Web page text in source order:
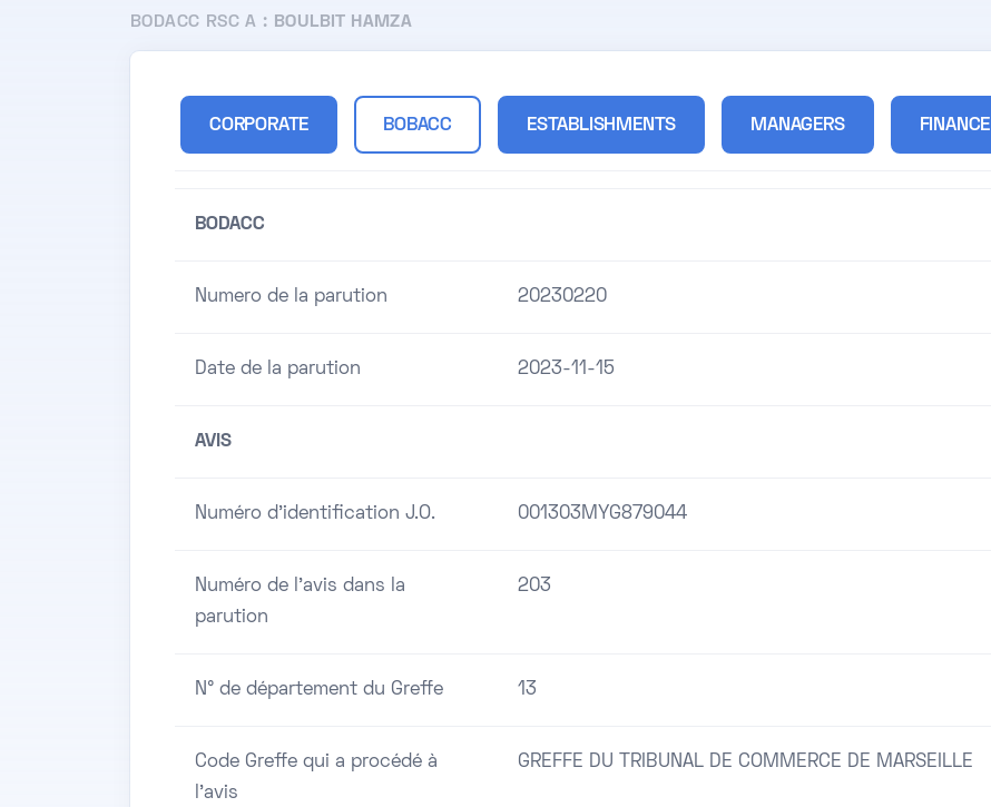
BODACC RSC A : BOULBIT HAMZA
CORPORATE BOBACC ESTABLISHMENTS MANAGERS FINANCE
BODACC
Numero de la parution 20230220
Date de la parution 2023-11-15
AVIS
Numéro d'identification J.O. 001303MYG879044
Numéro de l'avis dans la
parution
203
N° de département du Greffe 13
Code Greffe qui a procédé à
l'avis
GREFFE DU TRIBUNAL DE COMMERCE DE MARSEILLE